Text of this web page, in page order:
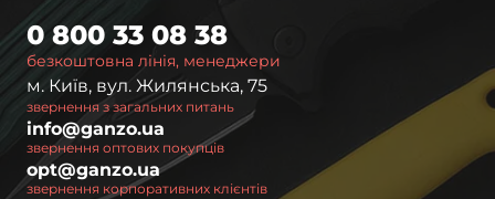
безкоштовна лінія, менеджери
0 800 33 08 38
м. Київ, вул. Жилянська, 75
звернення з загальних питань
info@ganzo.ua
звернення оптових покупців
opt@ganzo.ua
звернення корпоративних клієнтів